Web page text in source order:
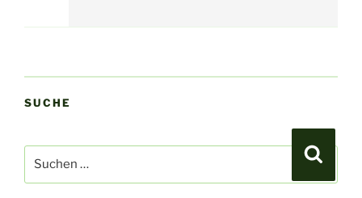
SUCHE
Suchen
nach: